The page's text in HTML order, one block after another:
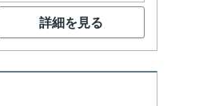
詳細を見る